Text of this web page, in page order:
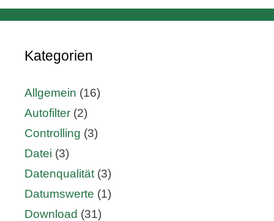
Kategorien
Allgemein (16)
Autofilter (2)
Controlling (3)
Datei (3)
Datenqualität (3)
Datumswerte (1)
Download (31)